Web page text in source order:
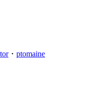
・ ptomaine